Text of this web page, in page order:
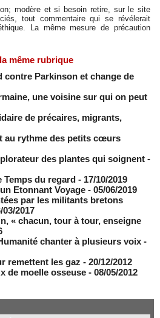
modère et si besoin retire, sur le site
tout commentaire qui se révélerait
La même mesure de précaution
même rubrique
contre Parkinson et change de
une voisine sur qui on peut
de précaires, migrants,
au rythme des petits cœurs
des plantes qui soignent -
Temps du regard - 17/10/2019
Etonnant Voyage - 05/06/2019
par les militants bretons
03/2017
« chacun, tour à tour, enseigne
chanter à plusieurs voix -
remettent les gaz - 20/12/2012
de moelle osseuse - 08/05/2012